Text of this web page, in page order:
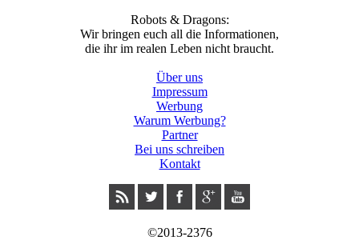
Robots & Dragons:
Wir bringen euch all die Informationen,
die ihr im realen Leben nicht braucht.
Über uns
Impressum
Werbung
Warum Werbung?
Partner
Bei uns schreiben
Kontakt
©2013-2376